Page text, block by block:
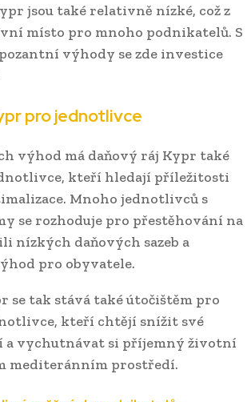
jsou také relativně nízké, což z
místo pro mnoho podnikatelů. S
výhody se zde investice
pro jednotlivce
výhod má daňový ráj Kypr také
kteří hledají příležitosti
Mnoho jednotlivců s
se rozhoduje pro přestěhování na
nízkých daňových sazeb a
pro obyvatele.
se tak stává také útočištěm pro
kteří chtějí snížit své
a vychutnávat si příjemný životní
mediteránním prostředí.